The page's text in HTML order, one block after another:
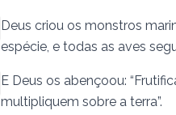
Deus criou os monstros
espécie, e todas as aves
E Deus os abençoou:
multipliquem sobre a terra”.